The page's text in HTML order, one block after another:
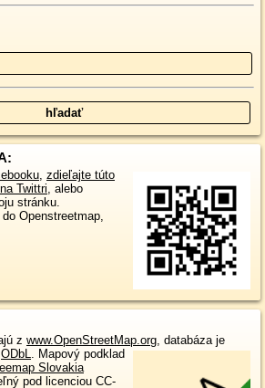
, zdieľajte túto
na Twittri, alebo
stránku.
Openstreetmap,
z www.OpenStreetMap.org , databáza je
ODbL
Mapový podklad
Slovakia
pod licenciou CC-